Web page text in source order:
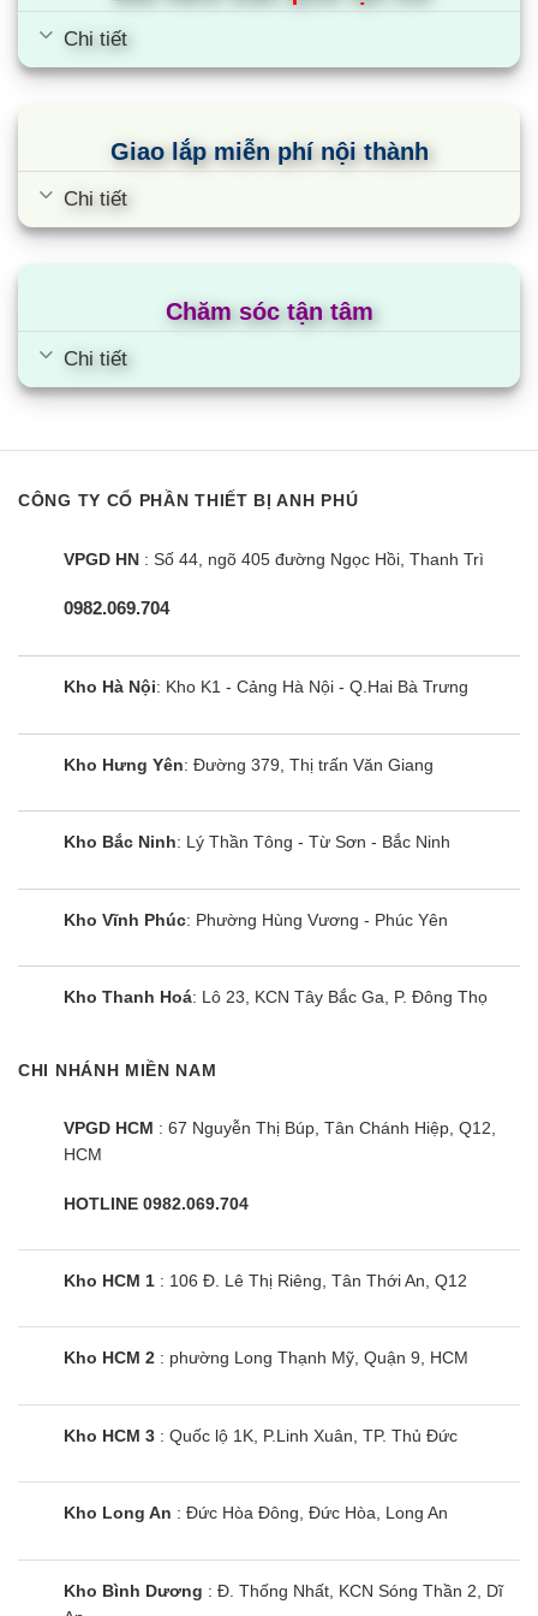
của vi khuẩn lên quần áo. Loại bỏ đến 99% vi khuẩn giúp bảo
vệ sức khỏe của cả gia đình. Phù hợp với gia đình có trẻ nhỏ
3.3. Sấy chống nhăn
Công nghệ Wrinkle Prevent có chức năng chống nhăn hiệu
quả. Khi kết thúc quá trình sấy, máy sấy sẽ tiếp tục cho phép
thời lấy quần áo sau chu trình sấy được và để lâu ở nhiệt độ
3.4. Sấy thông minh
gian và tối ưu lượng khí trong chu kỳ sấy giúp áo quần được
liệu, phom dáng và màu sắc sợi vải.
4. Phân loại
Máy sấy Samsung 9kg : Phù hợp cho những gia đình có
có từ 7 thành viên trở lên
nhiệt, ngưng tụ. Tuy nhiên hãng Samsung chỉ sản xuất dòng
máy bơm nhiệt/Heatpump.
Dòng máy sấy bơm nhiệt Samsung chỉ có thể đặt trên mặt
sàn, không thể úp chồng cũng như treo tường. Không phải lắp
nào
Tổng kho Điện Máy Siêu Rẻ tự hào là nhà cung cấp máy sấy
luôn sẵn hàng và đáp ứng đủ về thương hiệu, mẫu mã và
Nắm bắt được xu thế thị trường, chúng tôi sở hữu mô hình
chọn nhất, khách hàng không phải mất thời gian đến tận nơi
nhiều chi phí nhằm mang đến cho khách hàng sản phẩm máy
sấy quần áo Samsung chất lượng nhất và mức giá chỉ bằng
Điện máy siêu rẻ cam kết :
✅ Giá sản phẩm: Rẻ hơn siêu thị 30%
✅ Đảm bảo:
Chi tiết
Giao lắp miễn phí nội thành
Chi tiết
Chăm sóc tận tâm
Chi tiết
CÔNG TY CỔ PHẦN THIẾT BỊ ANH PHÚ
VPGD HN : Số 44, ngõ 405 đường Ngọc Hồi, Thanh Trì
0982.069.704
Kho Hà Nội: Kho K1 - Cảng Hà Nội - Q.Hai Bà Trưng
Kho Hưng Yên: Đường 379, Thị trấn Văn Giang
Kho Bắc Ninh: Lý Thần Tông - Từ Sơn - Bắc Ninh
Kho Vĩnh Phúc: Phường Hùng Vương - Phúc Yên
Kho Thanh Hoá: Lô 23, KCN Tây Bắc Ga, P. Đông Thọ
CHI NHÁNH MIỀN NAM
VPGD HCM : 67 Nguyễn Thị Búp, Tân Chánh Hiệp, Q12,
HCM
HOTLINE 0982.069.704
Kho HCM 1 : 106 Đ. Lê Thị Riêng, Tân Thới An, Q12
Kho HCM 2 : phường Long Thạnh Mỹ, Quận 9, HCM
Kho HCM 3 : Quốc lộ 1K, P.Linh Xuân, TP. Thủ Đức
Kho Long An : Đức Hòa Đông, Đức Hòa, Long An
Kho Bình Dương : Đ. Thống Nhất, KCN Sóng Thần 2, Dĩ